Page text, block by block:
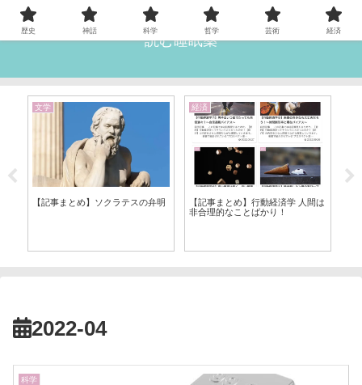
読む睡眠薬
文学
【記事まとめ】ソクラテスの弁明
経済
【記事まとめ】行動経済学 人間は
非合理的なことばかり！
2022-04
科学
歴史 神話 科学 哲学 芸術 経済